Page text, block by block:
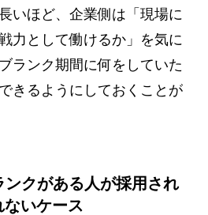
いほど、企業側は「現場に
力として働けるか」を気に
ランク期間に何をしていた
きるようにしておくことが
クがある人が採用され
ないケース